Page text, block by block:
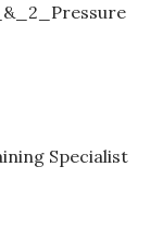
Specialist